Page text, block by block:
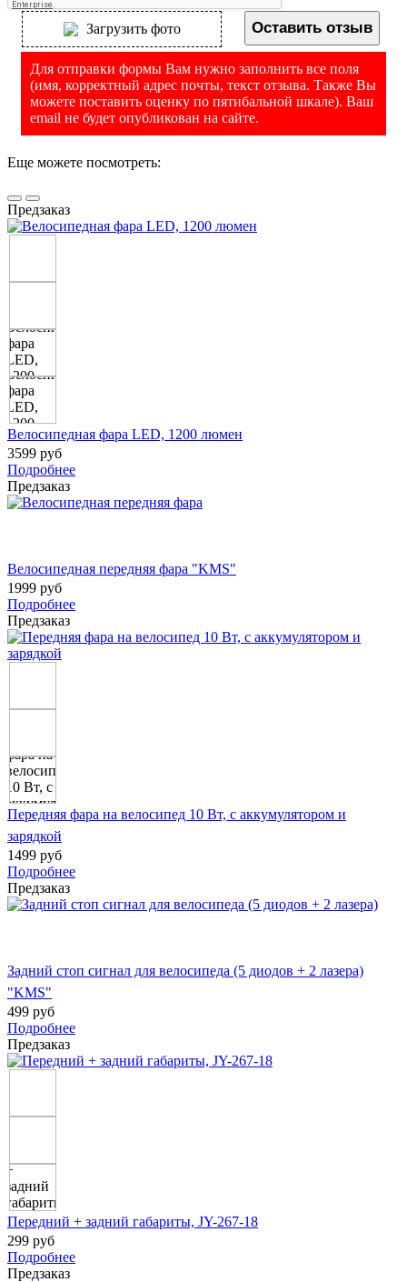
Загрузить фото Оставить отзыв
Для отправки формы Вам нужно заполнить все поля
(имя, корректный адрес почты, текст отзыва. Также Вы
можете поставить оценку по пятибальной шкале). Ваш
email не будет опубликован на сайте.
Еще можете посмотреть:
Предзаказ
Велосипедная фара LED, 1200 люмен
3599 руб
Подробнее
Предзаказ
Велосипедная передняя фара "KMS"
1999 руб
Подробнее
Предзаказ
Передняя фара на велосипед 10 Вт, с аккумулятором и
зарядкой
1499 руб
Подробнее
Предзаказ
Задний стоп сигнал для велосипеда (5 диодов + 2 лазера)
"KMS"
499 руб
Подробнее
Предзаказ
Передний + задний габариты, JY-267-18
299 руб
Подробнее
Предзаказ